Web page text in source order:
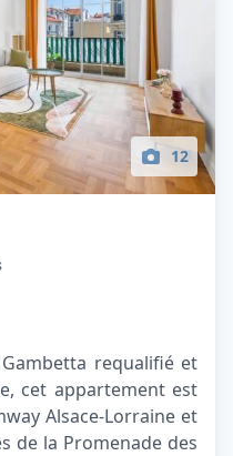
12
requalifié et
cet appartement est
Alsace-Lorraine et
de la Promenade des